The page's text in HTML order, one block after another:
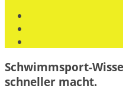
Schwimmsport-
schneller macht.